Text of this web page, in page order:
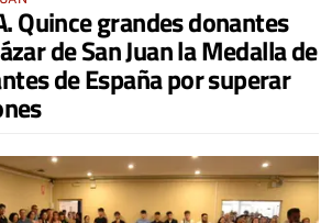
Quince grandes donantes
de San Juan la Medalla de
de España por superar